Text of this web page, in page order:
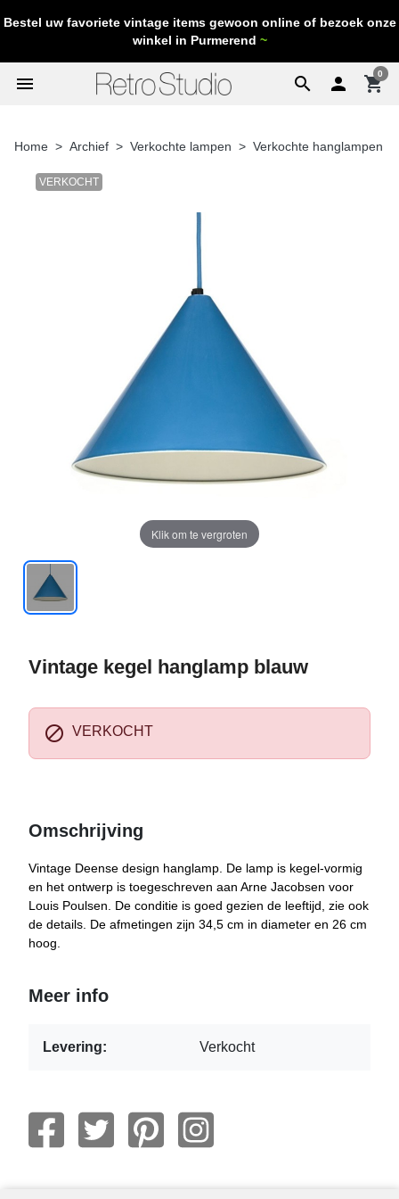
Bestel uw favoriete vintage items gewoon online of bezoek onze
winkel in Purmerend ~
search
menu  shopping_cart
0
Home Archief Verkochte lampen Verkochte hanglampen
VERKOCHT
Klik om te vergroten
Vintage kegel hanglamp blauw
 VERKOCHT
Omschrijving
Vintage Deense design hanglamp. De lamp is kegel-vormig
en het ontwerp is toegeschreven aan Arne Jacobsen voor
Louis Poulsen. De conditie is goed gezien de leeftijd, zie ook
de details. De afmetingen zijn 34,5 cm in diameter en 26 cm
hoog.
Meer info
Levering: Verkocht